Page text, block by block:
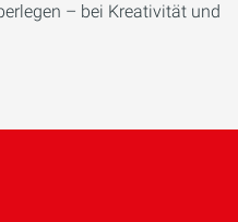
– bei Kreativität und